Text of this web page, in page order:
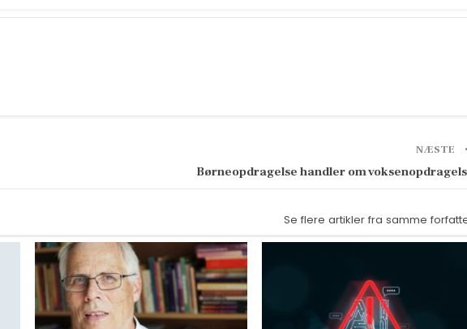
NÆSTE
Børneopdragelse handler om
Se flere artikler fra samme